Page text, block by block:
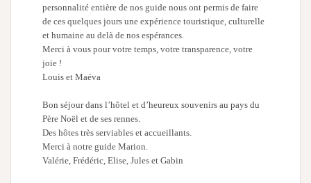
personnalité entière de nos guide nous ont permis de faire
de ces quelques jours une expérience touristique, culturelle
et humaine au delà de nos espérances.
Merci à vous pour votre temps, votre transparence, votre
joie !
Louis et Maéva
Bon séjour dans l’hôtel et d’heureux souvenirs au pays du
Père Noël et de ses rennes.
Des hôtes très serviables et accueillants.
Merci à notre guide Marion.
Valérie, Frédéric, Elise, Jules et Gabin